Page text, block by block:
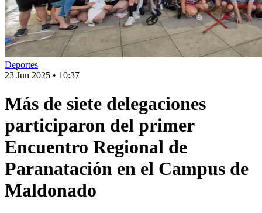
Deportes
23 Jun 2025 • 10:37
Más de siete delegaciones
participaron del primer
Encuentro Regional de
Paranatación en el Campus de
Maldonado